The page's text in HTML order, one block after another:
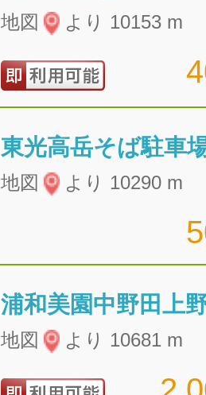
地図 より 10153 m
東光高岳そば駐車
地図 より 10290 m
浦和美園中野田上
地図 より 10681 m